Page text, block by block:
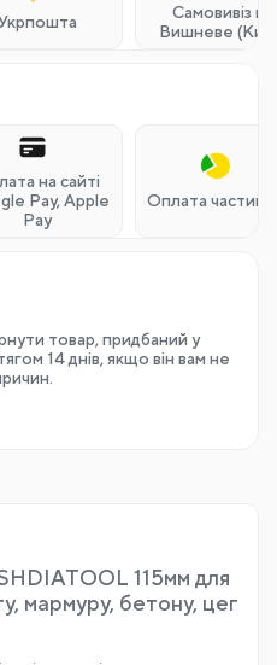
Самовивіз м.
Вишневе
на сайті
Pay, Apple
Pay
Оплата
товар, придбаний у
14 днів, якщо він вам не
115мм для
мармуру, бетону, цег